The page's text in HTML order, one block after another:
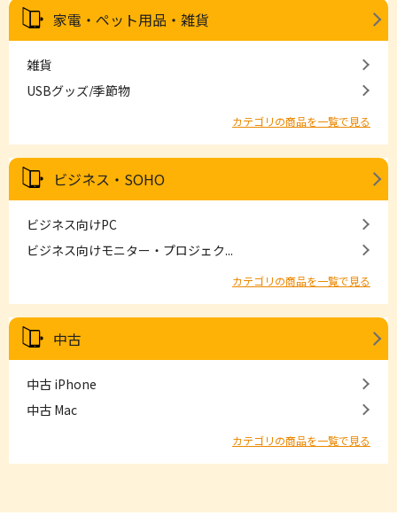
家電・ペット用品・雑貨
雑貨
USBグッズ/季節物
カテゴリの商品を一覧で見る
ビジネス・SOHO
ビジネス向けPC
ビジネス向けモニター・プロジェク...
カテゴリの商品を一覧で見る
中古
中古 iPhone
中古 Mac
カテゴリの商品を一覧で見る